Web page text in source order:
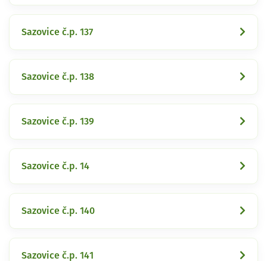
Sazovice č.p. 137
Sazovice č.p. 138
Sazovice č.p. 139
Sazovice č.p. 14
Sazovice č.p. 140
Sazovice č.p. 141